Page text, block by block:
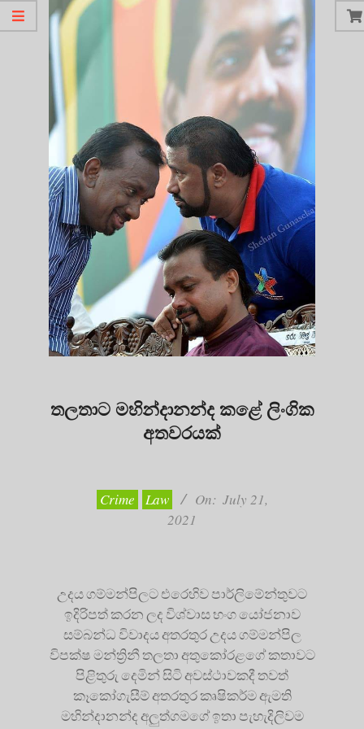
තලතාට මහින්දානන්ද කළේ ලිංගික
අතවරයක්
Crime Law On: July 21,
2021
උදය ගම්මන්පිලට එරෙහිව පාර්ලිමේන්තුවට
ඉදිරිපත් කරන ලද විශ්වාස භංග යෝජනාව
සම්බන්ධ විවාදය අතරතුර උදය ගම්මන්පිල
විපක්ෂ මන්ත්‍රිනී තලතා අතුකෝරළගේ කතාවට
පිළිතුරු දෙමින් සිටි අවස්ථාවකදී තවත්
කෑකෝගැසීම් අතරතුර කෘෂිකර්ම ඇමති
මහින්දානන්ද අලුත්ගමගේ ඉතා පැහැදිලිවම